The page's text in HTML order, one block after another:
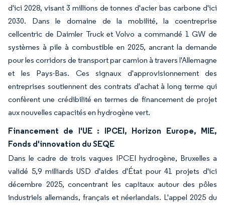
d'ici 2028, visant 3 millions de tonnes d'acier bas carbone d'ici
2030. Dans le domaine de la mobilité, la coentreprise
cellcentric de Daimler Truck et Volvo a commandé 1 GW de
systèmes à pile à combustible en 2025, ancrant la demande
pour les corridors de transport par camion à travers l'Allemagne
et les Pays-Bas. Ces signaux d'approvisionnement des
entreprises soutiennent des contrats d'achat à long terme qui
confèrent une crédibilité en termes de financement de projet
aux nouvelles capacités en hydrogène vert.
Financement de l'UE : IPCEI, Horizon Europe, MIE,
Fonds d'innovation du SEQE
Dans le cadre de trois vagues IPCEI hydrogène, Bruxelles a
validé 5,9 milliards USD d'aides d'État pour 41 projets d'ici
décembre 2025, concentrant les capitaux autour des pôles
industriels allemands, français et néerlandais. L'appel 2025 du